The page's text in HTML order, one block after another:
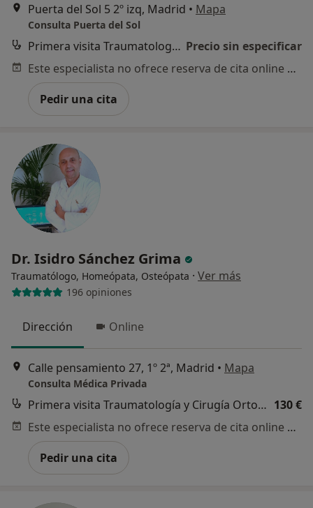
Puerta del Sol 5 2º izq, Madrid • Mapa
Consulta Puerta del Sol
Primera visita Traumatología y Cirugía Ortopédica Precio sin especificar
Este especialista no ofrece reserva de cita online en esta dirección.
Pedir una cita
Dr. Isidro Sánchez Grima
Traumatólogo, Homeópata, Osteópata · Ver más
196 opiniones
Dirección Online
Calle pensamiento 27, 1º 2ª, Madrid • Mapa
Consulta Médica Privada
Primera visita Traumatología y Cirugía Ortopédica 130 €
Este especialista no ofrece reserva de cita online en esta dirección.
Pedir una cita